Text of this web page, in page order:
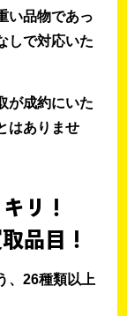
い品物であっ
しで対応いた
が成約にいた
はありませ
リ！
品目！
、26種類以上